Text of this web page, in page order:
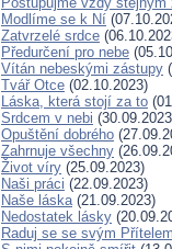
Modlíme se k Ní
Zatvrzelé srdce
Předurčení pro nebe
Vítán nebeskými zástupy
Tvář Otce (02.10.2023)
Láska, která stojí za to
Srdcem v nebi
Opuštění dobrého
Zahrnuje všechny
Život víry (25.09.2023)
Naši práci (22.09.2023)
Naše láska(21.09.2023)
Nedostatek lásky
Raduj se se svým